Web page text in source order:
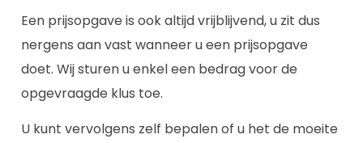
Een prijsopgave is ook altijd vrijblijvend, u zit dus
nergens aan vast wanneer u een prijsopgave
doet. Wij sturen u enkel een bedrag voor de
opgevraagde klus toe.
U kunt vervolgens zelf bepalen of u het de moeite